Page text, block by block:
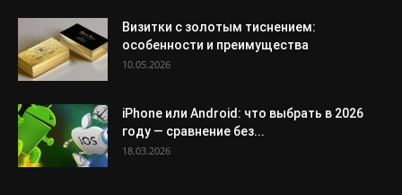
Визитки с золотым тиснением:
особенности и преимущества
10.05.2026
iPhone или Android: что выбрать в 2026
году — сравнение без...
18.03.2026